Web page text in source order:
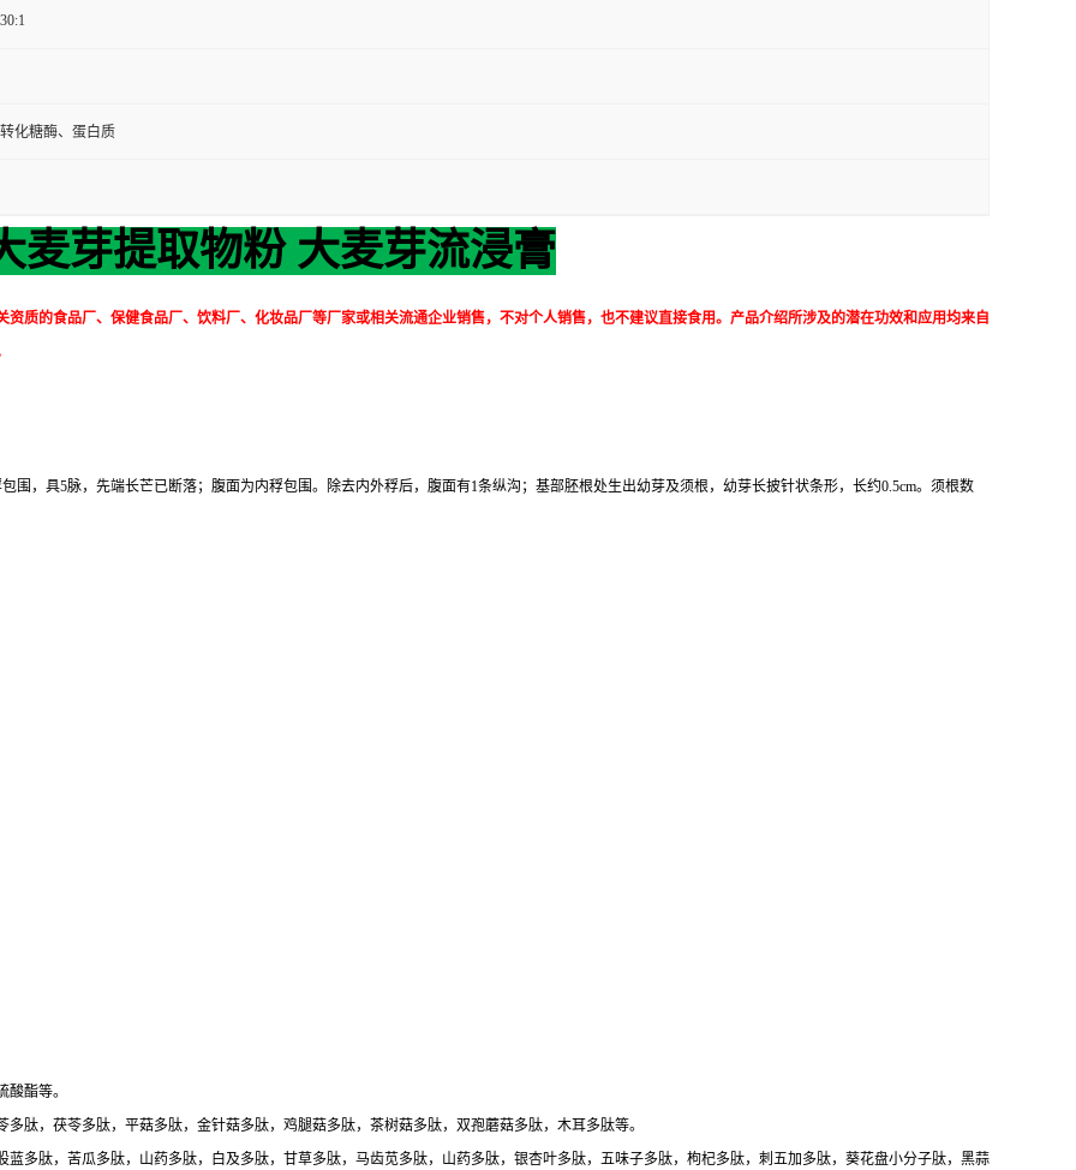
化糖酶、蛋白质
麦芽提取物粉 大麦芽流浸膏
质的食品厂、保健食品厂、饮料厂、化妆品厂等厂家或相关流通企业销售，不对个人销售，也不建议直接食用。产品介绍所涉及的潜在功效和应用均来自
围，具5脉，先端长芒已断落；腹面为内稃包围。除去内外稃后，腹面有1条纵沟；基部胚根处生出幼芽及须根，幼芽长披针状条形，长约0.5cm。须根数
酯等。
肽，茯苓多肽，平菇多肽，金针菇多肽，鸡腿菇多肽，茶树菇多肽，双孢蘑菇多肽，木耳多肽等。
多肽，苦瓜多肽，山药多肽，白及多肽，甘草多肽，马齿苋多肽，山药多肽，银杏叶多肽，五味子多肽，枸杞多肽，刺五加多肽，葵花盘小分子肽，黑蒜